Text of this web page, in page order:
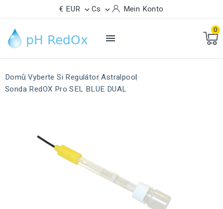
€ EUR  Cs  Mein Konto

0
Domů Vyberte Si Regulátor Astralpool
Sonda RedOX Pro SEL BLUE DUAL